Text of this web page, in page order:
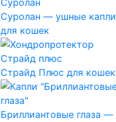
Суролан — ушные капли
для кошек
Страйд Плюс для кошек
Бриллиантовые глаза —